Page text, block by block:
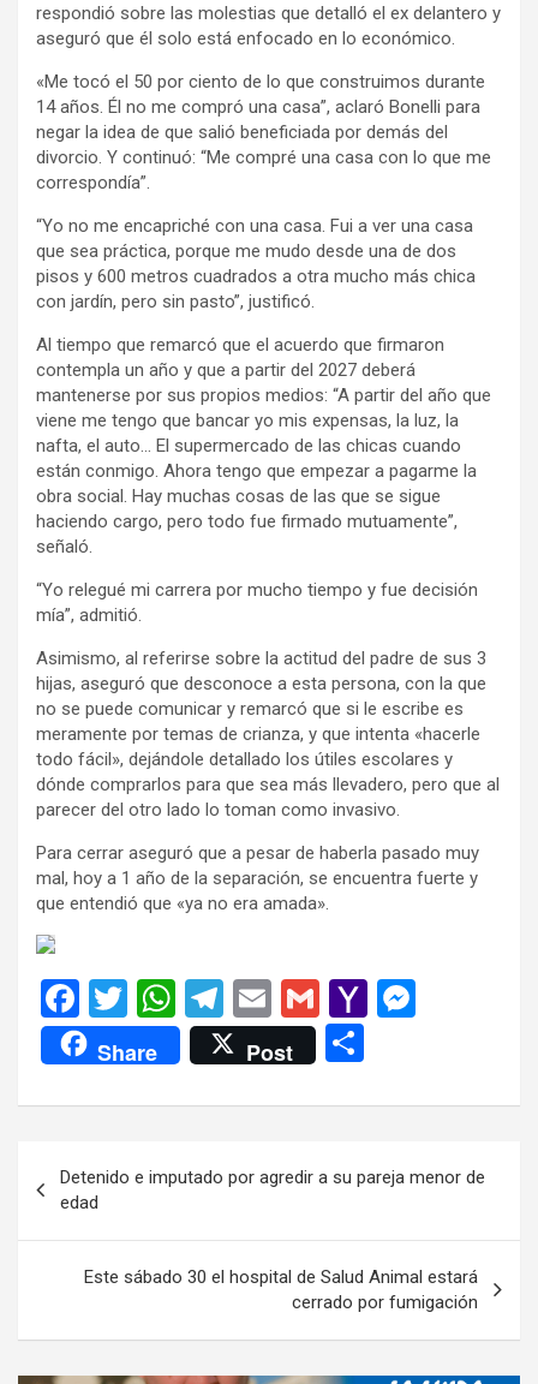
respondió sobre las molestias que detalló el ex delantero y
aseguró que él solo está enfocado en lo económico.
«Me tocó el 50 por ciento de lo que construimos durante
14 años. Él no me compró una casa”, aclaró Bonelli para
negar la idea de que salió beneficiada por demás del
divorcio. Y continuó: “Me compré una casa con lo que me
correspondía”.
“Yo no me encapriché con una casa. Fui a ver una casa
que sea práctica, porque me mudo desde una de dos
pisos y 600 metros cuadrados a otra mucho más chica
con jardín, pero sin pasto”, justificó.
Al tiempo que remarcó que el acuerdo que firmaron
contempla un año y que a partir del 2027 deberá
mantenerse por sus propios medios: “A partir del año que
viene me tengo que bancar yo mis expensas, la luz, la
nafta, el auto… El supermercado de las chicas cuando
están conmigo. Ahora tengo que empezar a pagarme la
obra social. Hay muchas cosas de las que se sigue
haciendo cargo, pero todo fue firmado mutuamente”,
señaló.
“Yo relegué mi carrera por mucho tiempo y fue decisión
mía”, admitió.
Asimismo, al referirse sobre la actitud del padre de sus 3
hijas, aseguró que desconoce a esta persona, con la que
no se puede comunicar y remarcó que si le escribe es
meramente por temas de crianza, y que intenta «hacerle
todo fácil», dejándole detallado los útiles escolares y
dónde comprarlos para que sea más llevadero, pero que al
parecer del otro lado lo toman como invasivo.
Para cerrar aseguró que a pesar de haberla pasado muy
mal, hoy a 1 año de la separación, se encuentra fuerte y
que entendió que «ya no era amada».
F
a
ce
b
o
k
T
wi
tt
er
W
h
at
s
p
p
T
el
e
gr
m
E
m
ail
G
m
ail
Y
o
M
ail
n
er
Share Post
m
ar
tir
de
entradas
Detenido e imputado por agredir a su pareja menor de
edad
Este sábado 30 el hospital de Salud Animal estará
cerrado por fumigación